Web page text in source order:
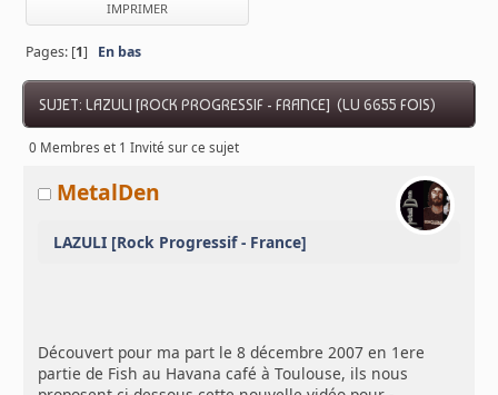
IMPRIMER
Pages: [1] En bas
SUJET: LAZULI [ROCK PROGRESSIF - FRANCE] (LU 6655 FOIS)
0 Membres et 1 Invité sur ce sujet
MetalDen
LAZULI [Rock Progressif - France]
Découvert pour ma part le 8 décembre 2007 en 1ere
partie de Fish au Havana café à Toulouse, ils nous